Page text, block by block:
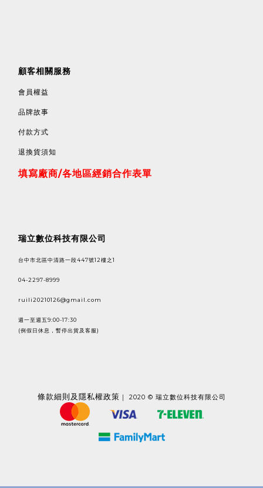
顧客相關服務
會員權益
品牌故事
付款方式
退換貨須知
填寫廠商/各地區經銷合作表單
瑞立數位科技有限公司
台中市北區中清路一段447號12樓之1
04-2297-8999
ruili20210126@gmail.com
週一至週五9:00-17:30
(例假日休息，暫停出貨及客服)
條款細則及隱私權政策 ｜ 2020 © 瑞立數位科技有限公司